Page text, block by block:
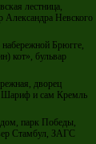
лестница,
Александра Невского
Брюгге,
кот», бульвар
дворец
Шариф и сам Кремль
парк Победы,
Стамбул, ЗАГС